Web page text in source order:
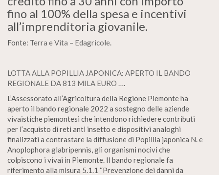
fino al 100% della spesa e incentivi
all’imprenditoria giovanile.
Fonte: Terra e Vita – Edagricole.
LOTTA ALLA POPILLIA JAPONICA: APERTO IL BANDO
REGIONALE DA 813 MILA EURO ….
L’Assessorato all’Agricoltura della Regione Piemonte ha
aperto il bando regionale 2022 a sostegno delle aziende
vivaistiche piemontesi che intendono richiedere contributi
per l’acquisto di reti anti insetto e dispositivi analoghi
finalizzati a contrastare la diffusione di Popillia japonica N. e
Anoplophora glabripennis, gli organismi nocivi che
colpiscono i vivai in Piemonte. Il bando regionale fa
riferimento alla misura 5.1.1 “Prevenzione dei danni da